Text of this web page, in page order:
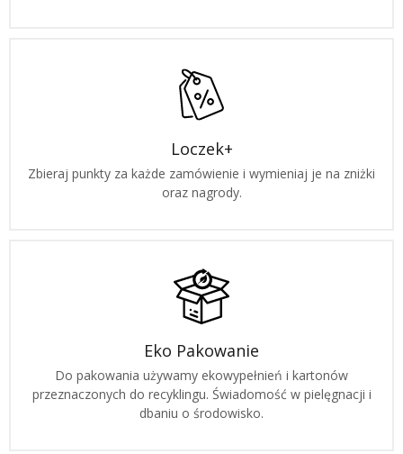
Loczek+
Zbieraj punkty za każde zamówienie i wymieniaj je na zniżki
oraz nagrody.
Eko Pakowanie
Do pakowania używamy ekowypełnień i kartonów
przeznaczonych do recyklingu. Świadomość w pielęgnacji i
dbaniu o środowisko.